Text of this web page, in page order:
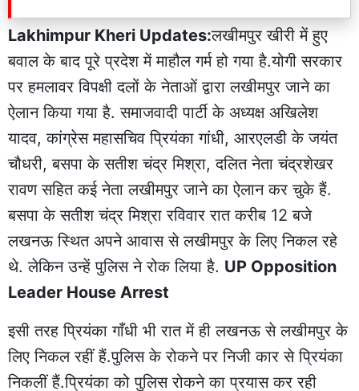
Lakhimpur Kheri Updates:लखीमपुर खीरी में हुए
बवाल के बाद पूरे प्रदेश में माहौल गर्म हो गया है.योगी सरकार
पर हमलावर विपक्षी दलों के नेताओं द्वारा लखीमपुर जाने का
ऐलान किया गया है. समाजवादी पार्टी के अध्यक्ष अखिलेश
यादव, कांग्रेस महासचिव प्रियंका गांधी, आरएलडी के जयंत
चौधरी, बसपा के सतीश चंद्र मिश्रा, दलित नेता चंद्रशेखर
रावण सहित कई नेता लखीमपुर जाने का ऐलान कर चुके हैं.
बसपा के सतीश चंद्र मिश्रा रविवार रात करीब 12 बजे
लखनऊ स्थित अपने आवास से लखीमपुर के लिए निकल रहे
थे. लेकिन उन्हें पुलिस ने रोक लिया है. UP Opposition
Leader House Arrest
इसी तरह प्रियंका गाँधी भी रात में ही लखनऊ से लखीमपुर के
लिए निकल रहीं हैं.पुलिस के रोकने पर निजी कार से प्रियंका
निकलीं हैं.प्रियंका को पुलिस रोकने का प्रयास कर रही